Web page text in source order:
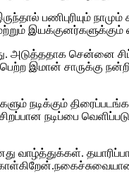
பணிபுரியும்
அடுத்ததாக
இமான் சாருக்கு
நடிக்கும்
நடிப்பை
வாழ்த்துக்கள்.